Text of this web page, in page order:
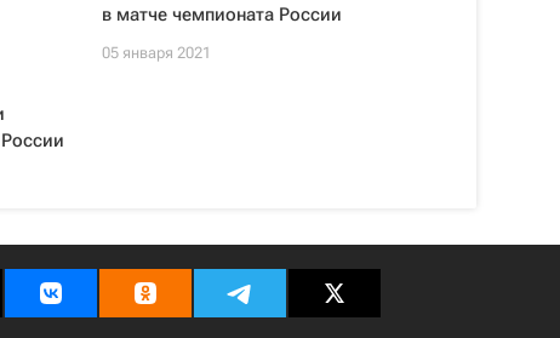
в матче чемпионата России
05 января 2021